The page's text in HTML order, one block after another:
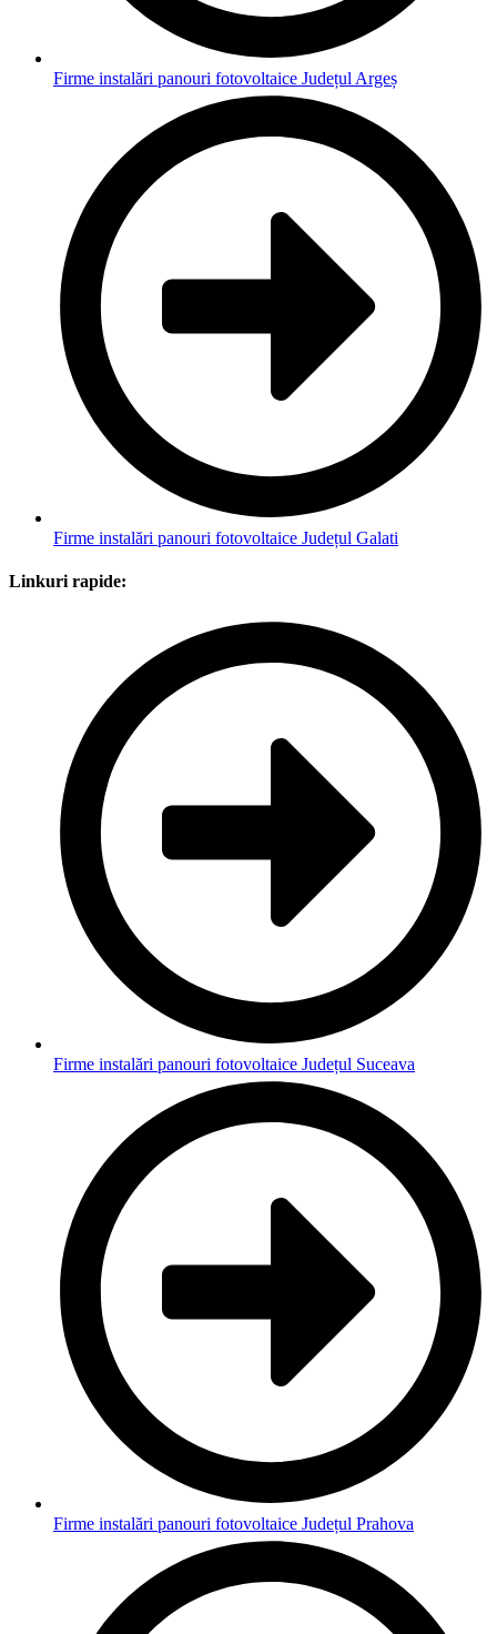
Firme instalări panouri fotovoltaice Județul Argeș
Firme instalări panouri fotovoltaice Județul Galati
Linkuri rapide:
Firme instalări panouri fotovoltaice Județul Suceava
Firme instalări panouri fotovoltaice Județul Prahova